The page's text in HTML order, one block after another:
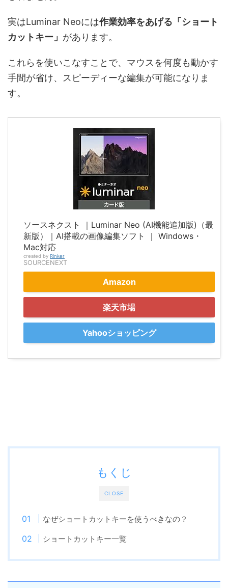
実はLuminar Neoには作業効率をあげる「ショート
カットキー」 があります。
これらを使いこなすことで、マウスを何度も動かす
手間が省け、スピーディーな編集が可能になりま
す。
ソースネクスト ｜Luminar Neo (AI機能追加版)（最
新版）｜AI搭載の画像編集ソフト ｜ Windows・
Mac対応
created by Rinker
SOURCENEXT
Amazon
楽天市場
Yahooショッピング
CLOSE
もくじ
なぜショートカットキーを使うべきなの？
ショートカットキー一覧